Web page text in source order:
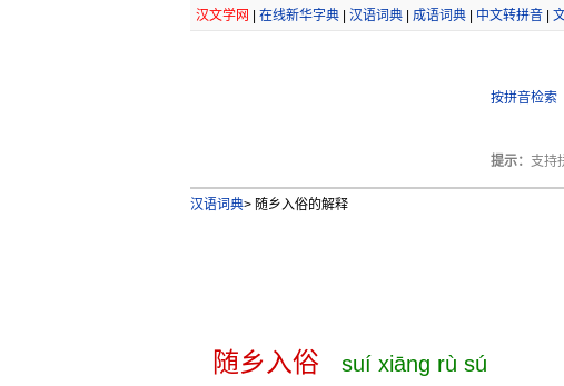
汉文学网 在线新华字典| 汉语词典| 成语词典| 中文转拼音|
按拼音检索
提示： 支持
汉语词典>随乡入俗的解释
随乡入俗 suí xiāng rù sú